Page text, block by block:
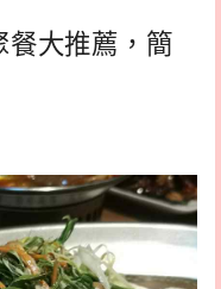
餐大推薦，簡